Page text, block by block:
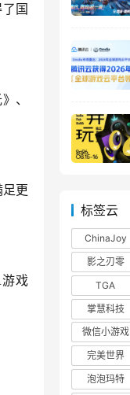
国
、
更
戏
标签云
ChinaJoy
影之刃零
TGA
掌慧科技
微信小游戏
完美世界
泡泡玛特